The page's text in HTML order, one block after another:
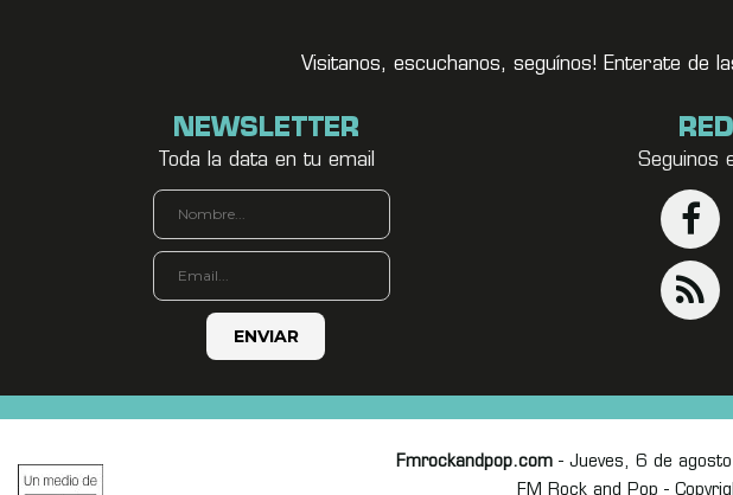
Visitanos, escuchanos, seguínos! Enterate de
NEWSLETTER
Toda la data en tu email Seguinos
Fmrockandpop.com- Jueves, 6 de
FM Rock and Pop -